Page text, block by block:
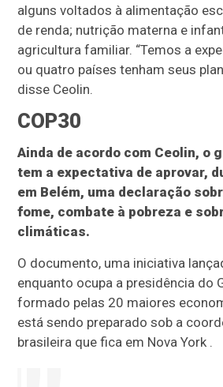
alguns voltados à alimentação
de renda; nutrição materna e
agricultura familiar. “Temos a
ou quatro países tenham seus
disse Ceolin.
COP30
Ainda de acordo com Ceolin, o
tem a expectativa de aprovar,
em Belém, uma declaração
fome, combate à pobreza e
climáticas.
O documento, uma iniciativa
enquanto ocupa a presidência do
formado pelas 20 maiores
está sendo preparado sob a
brasileira que fica em Nova York .